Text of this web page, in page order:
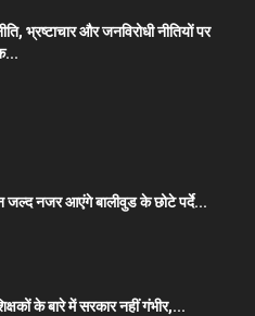
भ्रष्टाचार और जनविरोधी नीतियों पर
नजर आएंगे बालीवुड के छोटे पर्दे...
के बारे में सरकार नहीं गंभीर,...